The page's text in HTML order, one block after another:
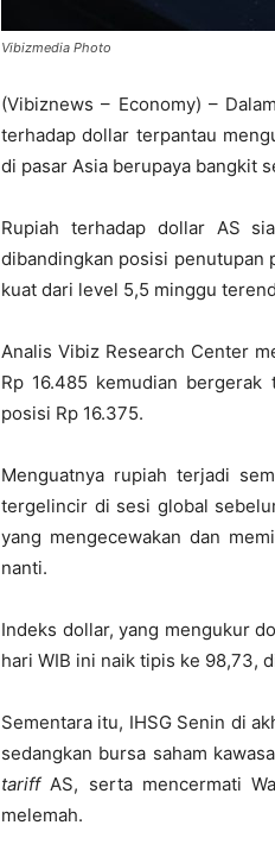
Vibizmedia Photo
(Vibiznews – Economy) –
terhadap dollar terpantau
di pasar Asia berupaya bangkit
Rupiah terhadap dollar AS
dibandingkan posisi penutupan
kuat dari level 5,5 minggu
Analis Vibiz Research Center
Rp 16.485 kemudian
posisi Rp 16.375.
Menguatnya rupiah terjadi
tergelincir di sesi global
yang mengecewakan dan
nanti.
Indeks dollar, yang mengukur
hari WIB ini naik tipis ke 98,73,
Sementara itu, IHSG Senin di
sedangkan bursa saham
tariffAS, serta mencermati
melemah.